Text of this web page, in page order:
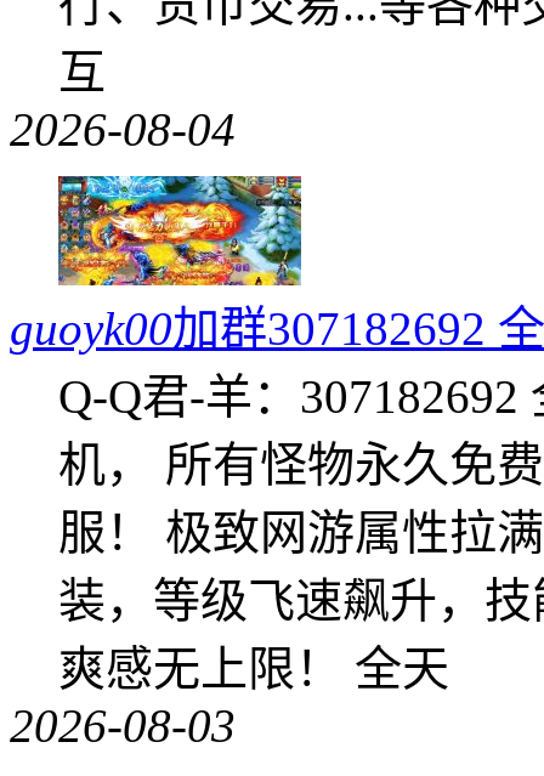
互
2026-08-04
guoyk00加群307182692
Q-Q君-羊：
机， 所有怪物永久免
服！ 极致网游属性拉
装，等级飞速飙升，
爽感无上限！ 全天
2026-08-03